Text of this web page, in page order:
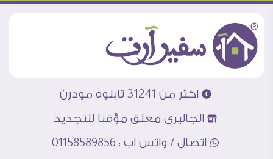
اكثر من 31241 تابلوه مودرن
الجاليرى مغلق مؤقتا للتجديد
اتصال / واتس اب : 01158589856